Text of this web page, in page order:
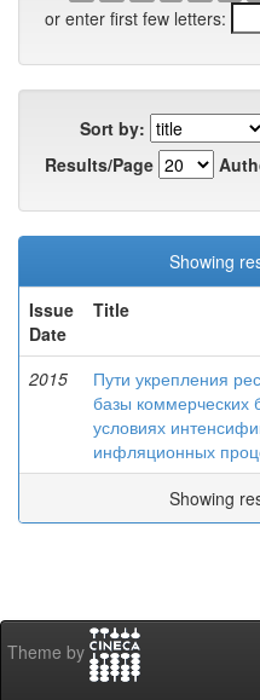
or enter first few letters:
Sort by:
Results/Page
Showing
Issue
Date
Title
2015
Пути укрепления
базы коммерческих
условиях
инфляционных
Showing
Theme by